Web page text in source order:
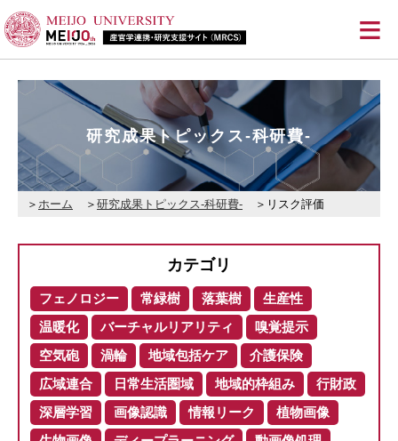
≡
研究成果トピックス-科研費-
ホーム 研究成果トピックス-科研費- リスク評価
カテゴリ
フェノロジー 常緑樹 落葉樹
生産性
温暖化
バーチャルリアリティ
嗅覚提示
空気砲
渦輪 地域包括ケア
介護保険
広域連合
日常生活圏域 地域的枠組み
行財政
深層学習
画像認識 情報リーク
植物画像